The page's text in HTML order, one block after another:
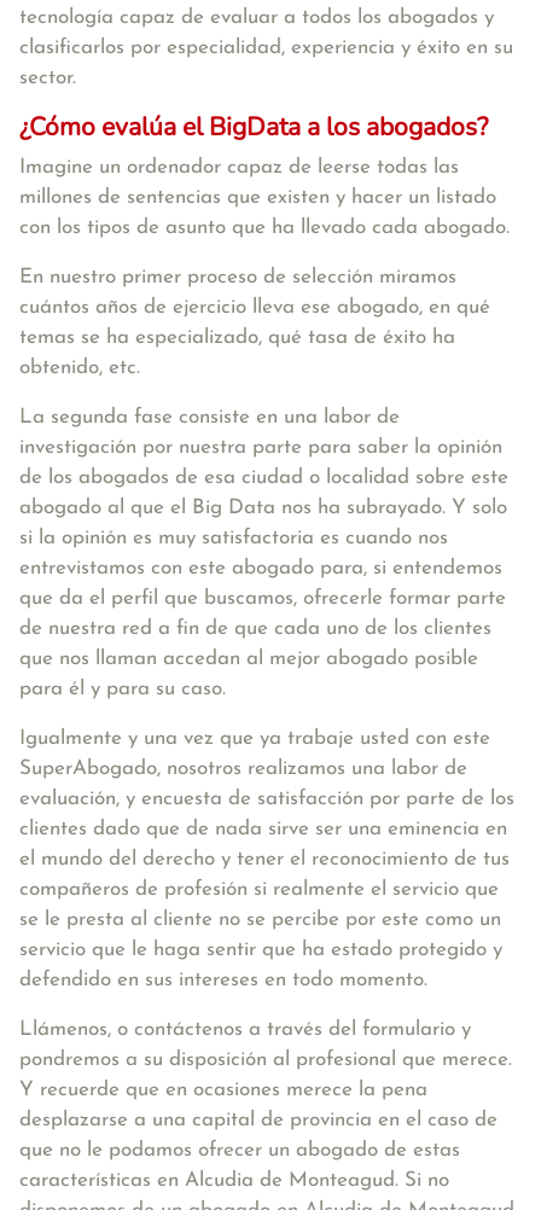
tecnología capaz de evaluar a todos los abogados y
clasificarlos por especialidad, experiencia y éxito en su
sector.
¿Cómo evalúa el BigData a los abogados?
Imagine un ordenador capaz de leerse todas las
millones de sentencias que existen y hacer un listado
con los tipos de asunto que ha llevado cada abogado.
En nuestro primer proceso de selección miramos
cuántos años de ejercicio lleva ese abogado, en qué
temas se ha especializado, qué tasa de éxito ha
obtenido, etc.
La segunda fase consiste en una labor de
investigación por nuestra parte para saber la opinión
de los abogados de esa ciudad o localidad sobre este
abogado al que el Big Data nos ha subrayado. Y solo
si la opinión es muy satisfactoria es cuando nos
entrevistamos con este abogado para, si entendemos
que da el perfil que buscamos, ofrecerle formar parte
de nuestra red a fin de que cada uno de los clientes
que nos llaman accedan al mejor abogado posible
para él y para su caso.
Igualmente y una vez que ya trabaje usted con este
SuperAbogado, nosotros realizamos una labor de
evaluación, y encuesta de satisfacción por parte de los
clientes dado que de nada sirve ser una eminencia en
el mundo del derecho y tener el reconocimiento de tus
compañeros de profesión si realmente el servicio que
se le presta al cliente no se percibe por este como un
servicio que le haga sentir que ha estado protegido y
defendido en sus intereses en todo momento.
Llámenos, o contáctenos a través del formulario y
pondremos a su disposición al profesional que merece.
Y recuerde que en ocasiones merece la pena
desplazarse a una capital de provincia en el caso de
que no le podamos ofrecer un abogado de estas
características en Alcudia de Monteagud. Si no